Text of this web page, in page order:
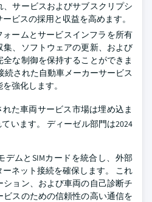
サービスおよびサブスクリプシ
ビスの採用と収益を高めます。
ォームとサービスインフラを所有
集、ソフトウェアの更新、および
な制御を保持することができま
続された自動車メーカーサービス
強化します。
た車両サービス市場は埋め込ま
います。 ディーゼル部門は2024
デムとSIMカードを統合し、外部
ネット接続を確保します。 これ
ョン、および車両の自己診断チ
ビスのための信頼性の高い通信を